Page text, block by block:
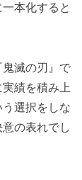
本化すると
滅の刃』で
績を積み上
選択をしな
の表れでし